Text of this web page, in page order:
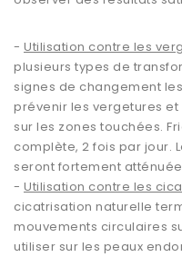
- Utilisation contre les
plusieurs types de
signes de changement
prévenir les vergetures
sur les zones touchées.
complète, 2 fois par jour.
seront fortement
- Utilisation contre les
cicatrisation naturelle
mouvements circulaires
utiliser sur les peaux